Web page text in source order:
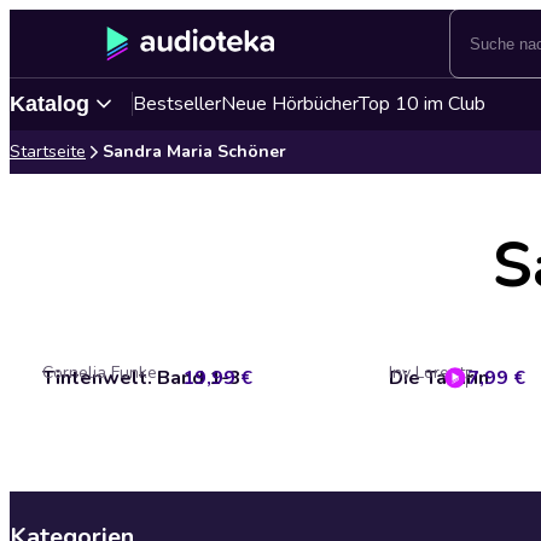
Katalog BestsellerNeue HörbücherTop 10 im Club
Startseite Sandra Maria Schöner
Tintenwelt. Band 1-3
Cornelia Funke 19,99 € Die Tatarin
Iny Lorentz7,99 €